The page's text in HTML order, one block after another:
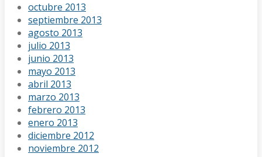
octubre 2013
septiembre 2013
agosto 2013
julio 2013
junio 2013
mayo 2013
abril 2013
marzo 2013
febrero 2013
enero 2013
diciembre 2012
noviembre 2012